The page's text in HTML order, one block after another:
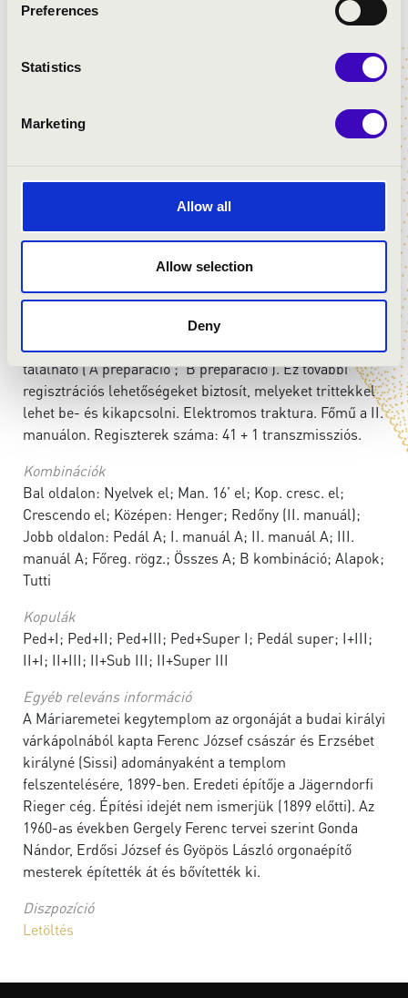
Preferences
Statistics
Marketing
Allow all
Allow selection
Deny
Utolsó felújítást végző cég:
Regiszterek száma:
Pedál legmagasabb hangja: f1
Manuál legmélyebb hangja: C
minden regiszter működik és tiszta
Információ a játékasztal(ok)ról
A regiszterkapcsolók felett további két sor kombináció
található (’A preparáció’; ’B preparáció’). Ez további
regisztrációs lehetőségeket biztosít, melyeket trittekkel
lehet be- és kikapcsolni. Elektromos traktura. Főmű a II.
manuálon. Regiszterek száma: 41 + 1 transzmissziós.
Kombinációk
Bal oldalon: Nyelvek el; Man. 16’ el; Kop. cresc. el;
Crescendo el; Középen: Henger; Redőny (II. manuál);
Jobb oldalon: Pedál A; I. manuál A; II. manuál A; III.
manuál A; Főreg. rögz.; Összes A; B kombináció; Alapok;
Tutti
Kopulák
Ped+I; Ped+II; Ped+III; Ped+Super I; Pedál super; I+III;
II+I; II+III; II+Sub III; II+Super III
Egyéb releváns információ
A Máriaremetei kegytemplom az orgonáját a budai királyi
várkápolnából kapta Ferenc József császár és Erzsébet
királyné (Sissi) adományaként a templom
felszentelésére, 1899-ben. Eredeti építője a Jägerndorfi
Rieger cég. Építési idejét nem ismerjük (1899 előtti). Az
1960-as években Gergely Ferenc tervei szerint Gonda
Nándor, Erdősi József és Gyöpös László orgonaépítő
mesterek építették át és bővítették ki.
Diszpozíció
Letöltés